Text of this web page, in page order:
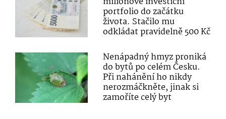
portfolio do začátku
života. Stačilo mu
odkládat pravidelně 500 Kč
Nenápadný hmyz proniká
do bytů po celém Česku.
Při nahánění ho nikdy
nerozmáčkněte, jinak si
zamoříte celý byt